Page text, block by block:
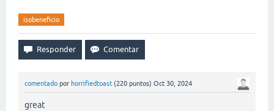
isobeneficio
comentado por horrifiedtoast (220 puntos) Oct 30, 2024
great